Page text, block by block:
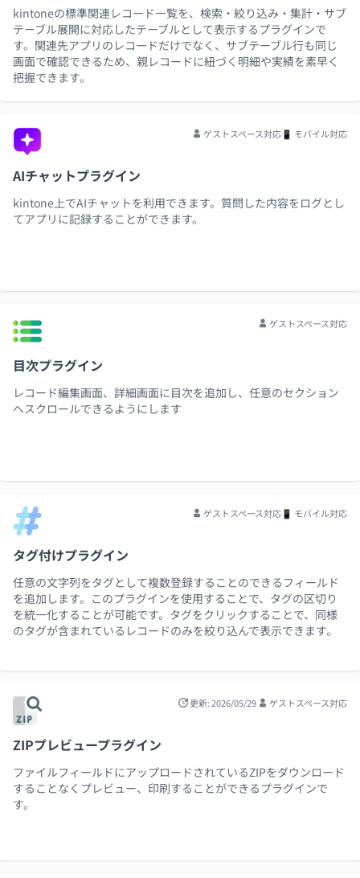
kintoneの標準関連レコード一覧を、検索・絞り込み・集計・サブ
テーブル展開に対応したテーブルとして表示するプラグインで
す。関連先アプリのレコードだけでなく、サブテーブル行も同じ
画面で確認できるため、親レコードに紐づく明細や実績を素早く
把握できます。
ゲストスペース対応📱 モバイル対応
AIチャットプラグイン
kintone上でAIチャットを利用できます。質問した内容をログとし
てアプリに記録することができます。
ゲストスペース対応
目次プラグイン
レコード編集画面、詳細画面に目次を追加し、任意のセクション
へスクロールできるようにします
ゲストスペース対応📱 モバイル対応
タグ付けプラグイン
任意の文字列をタグとして複数登録することのできるフィールド
を追加します。このプラグインを使用することで、タグの区切り
を統一化することが可能です。タグをクリックすることで、同様
のタグが含まれているレコードのみを絞り込んで表示できます。
更新: 2026/05/29 ゲストスペース対応
ZIPプレビュープラグイン
ファイルフィールドにアップロードされているZIPをダウンロード
することなくプレビュー、印刷することができるプラグインで
す。